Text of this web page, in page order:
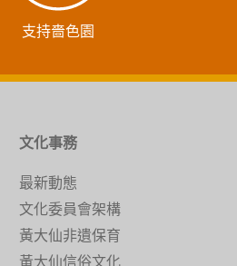
支持嗇色園
文化事務
最新動態
文化委員會架構
黃大仙非遺保育
黃大仙信俗文化